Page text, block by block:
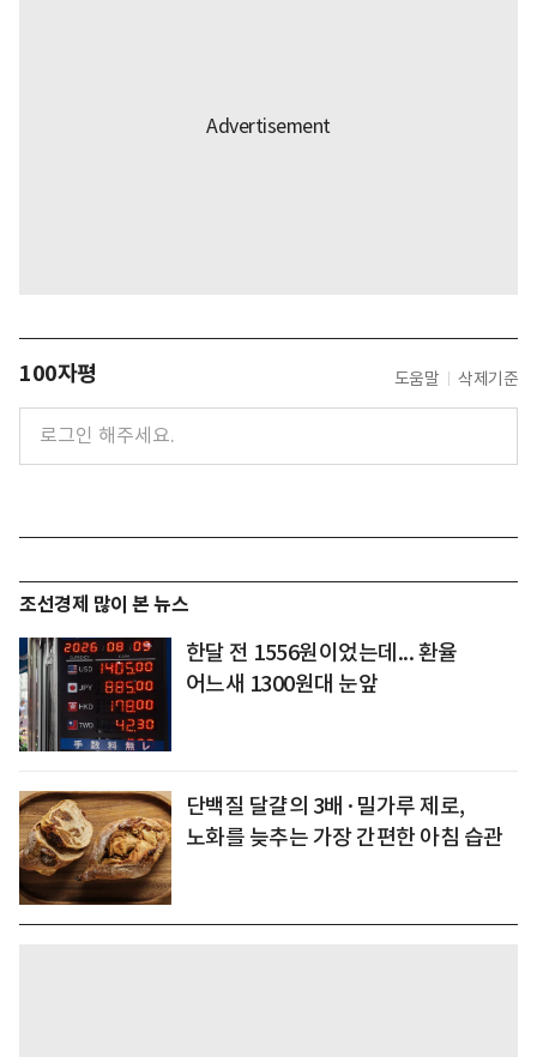
100자평 도움말 삭제기준
조선경제 많이 본 뉴스
한달 전 1556원이었는데... 환율
어느새 1300원대 눈앞
단백질 달걀의 3배·밀가루 제로,
노화를 늦추는 가장 간편한 아침 습관